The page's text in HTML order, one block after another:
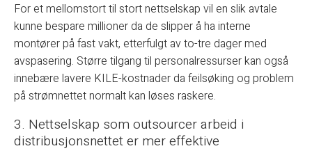
For et mellomstort til stort nettselskap vil en slik avtale
kunne bespare millioner da de slipper å ha interne
montører på fast vakt, etterfulgt av to-tre dager med
avspasering. Større tilgang til personalressurser kan også
innebære lavere KILE-kostnader da feilsøking og problem
på strømnettet normalt kan løses raskere.
3. Nettselskap som outsourcer arbeid i
distribusjonsnettet er mer effektive